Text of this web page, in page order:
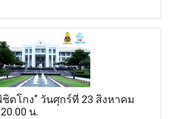
ตโกง" วันศุกร์ที่ 23 สิงหาคม
น.